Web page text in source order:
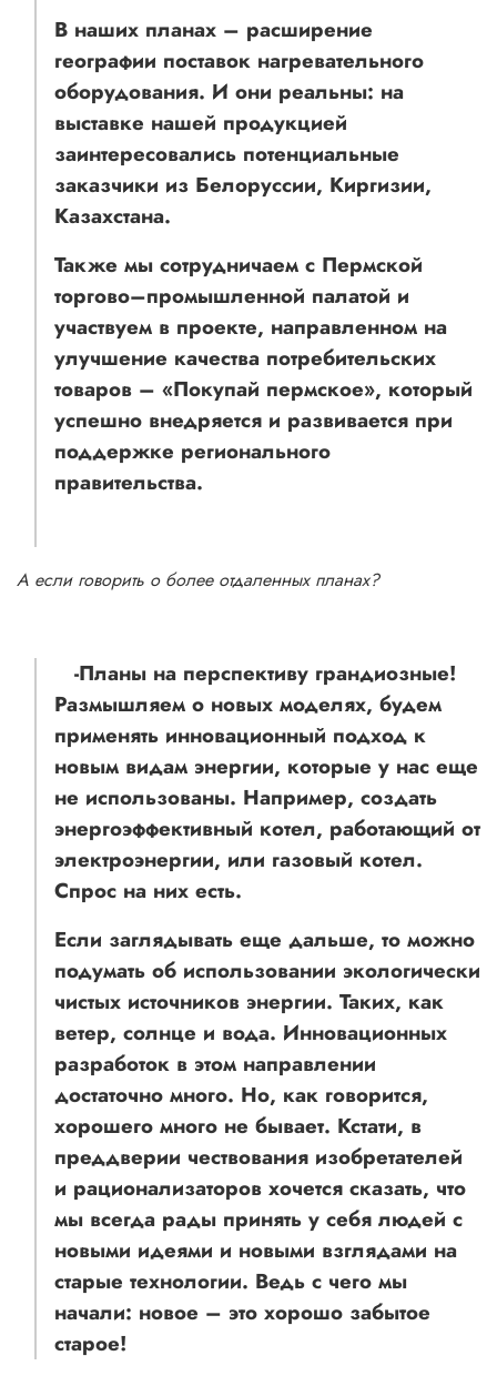
В наших планах – расширение
географии поставок нагревательного
оборудования. И они реальны: на
выставке нашей продукцией
заинтересовались потенциальные
заказчики из Белоруссии, Киргизии,
Казахстана.
Также мы сотрудничаем с Пермской
торгово–промышленной палатой и
участвуем в проекте, направленном на
улучшение качества потребительских
товаров – «Покупай пермское», который
успешно внедряется и развивается при
поддержке регионального
правительства.
А если говорить о более отдаленных планах?
-Планы на перспективу грандиозные!
Размышляем о новых моделях, будем
применять инновационный подход к
новым видам энергии, которые у нас еще
не использованы. Например, создать
энергоэффективный котел, работающий от
электроэнергии, или газовый котел.
Спрос на них есть.
Если заглядывать еще дальше, то можно
подумать об использовании экологически
чистых источников энергии. Таких, как
ветер, солнце и вода. Инновационных
разработок в этом направлении
достаточно много. Но, как говорится,
хорошего много не бывает. Кстати, в
преддверии чествования изобретателей
и рационализаторов хочется сказать, что
мы всегда рады принять у себя людей с
новыми идеями и новыми взглядами на
старые технологии. Ведь с чего мы
начали: новое – это хорошо забытое
старое!